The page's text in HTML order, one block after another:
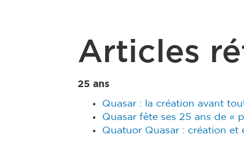
Articles
25 ans
Quasar : la création avant
Quasar fête ses 25 ans de «
Quatuor Quasar : création et